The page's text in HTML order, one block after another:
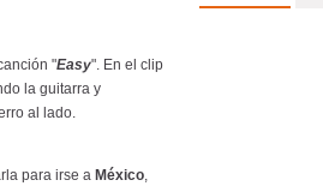
"Easy". En el clip
la guitarra y
al lado.
para irse a México,